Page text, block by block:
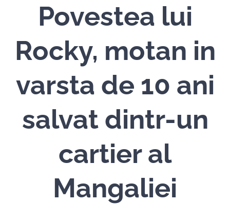
Povestea lui
Rocky, motan in
varsta de 10 ani
salvat dintr-un
cartier al
Mangaliei